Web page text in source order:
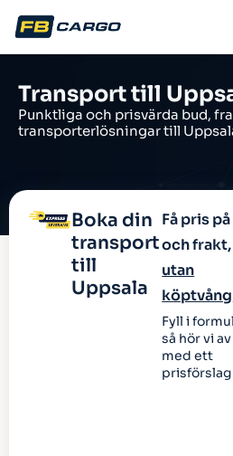
Transport till
Punktliga och prisvärda bud,
transporterlösningar till
Boka din
transport
till
Uppsala
Få pris
och frakt,
utan
köptvång
Fyll i
så hör vi
med ett
prisförslag